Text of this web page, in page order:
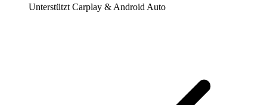
Unterstützt Carplay & Android Auto